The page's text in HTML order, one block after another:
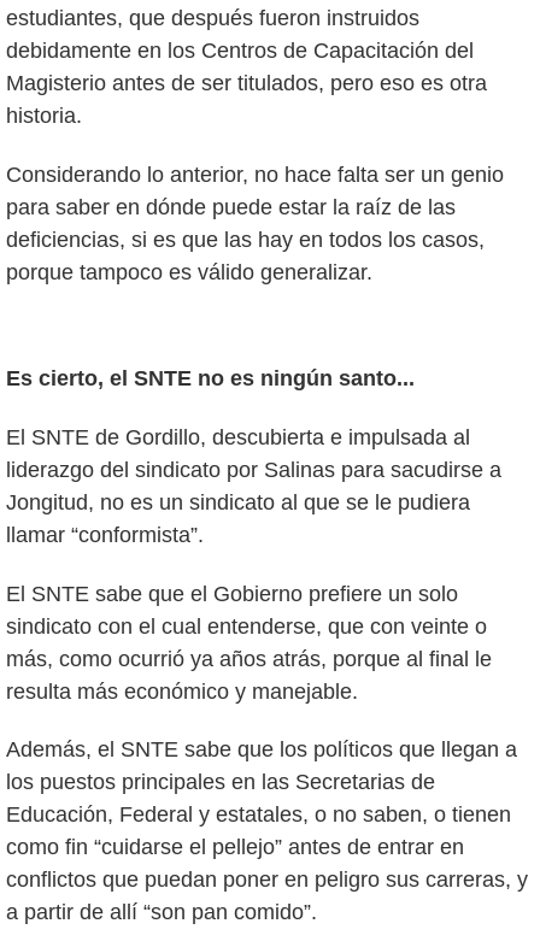
estudiantes, que después fueron instruidos
debidamente en los Centros de Capacitación del
Magisterio antes de ser titulados, pero eso es otra
historia.
Considerando lo anterior, no hace falta ser un genio
para saber en dónde puede estar la raíz de las
deficiencias, si es que las hay en todos los casos,
porque tampoco es válido generalizar.
Es cierto, el SNTE no es ningún santo...
El SNTE de Gordillo, descubierta e impulsada al
liderazgo del sindicato por Salinas para sacudirse a
Jongitud, no es un sindicato al que se le pudiera
llamar “conformista”.
El SNTE sabe que el Gobierno prefiere un solo
sindicato con el cual entenderse, que con veinte o
más, como ocurrió ya años atrás, porque al final le
resulta más económico y manejable.
Además, el SNTE sabe que los políticos que llegan a
los puestos principales en las Secretarias de
Educación, Federal y estatales, o no saben, o tienen
como fin “cuidarse el pellejo” antes de entrar en
conflictos que puedan poner en peligro sus carreras, y
a partir de allí “son pan comido”.